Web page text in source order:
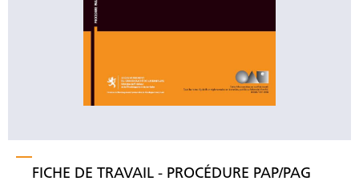
FICHE DE TRAVAIL - PROCÉDURE PAP/PAG